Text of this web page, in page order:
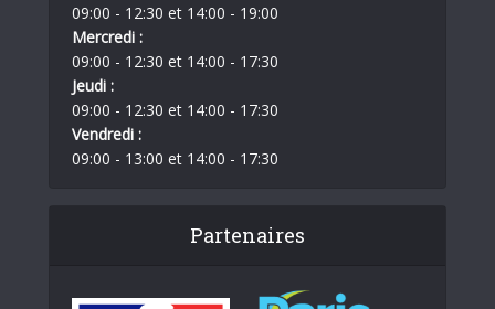
09:00 - 12:30 et 14:00 - 19:00
Mercredi :
09:00 - 12:30 et 14:00 - 17:30
Jeudi :
09:00 - 12:30 et 14:00 - 17:30
Vendredi :
09:00 - 13:00 et 14:00 - 17:30
Partenaires